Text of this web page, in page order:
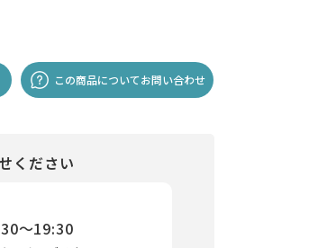
この商品についてお問い合わせ
ください
～19:30